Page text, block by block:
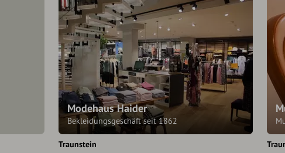
Modehaus Haider
Bekleidungsgeschäft seit 1862
Traunstein